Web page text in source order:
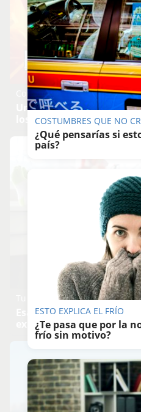
Corepunk MMORPG
Un verdadero MMORPG
los de antes, pero mejor!
Tu memoria y la música
Esa canción antigua que
explicación
COSTUMBRES QUE NO
¿Qué pensarías si
país?
ESTO EXPLICA EL FRÍO
¿Te pasa que por la
frío sin motivo?